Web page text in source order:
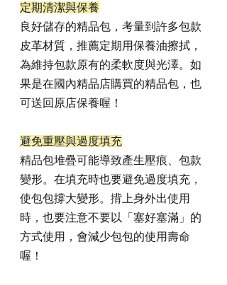
定期清潔與保養
良好儲存的精品包，考量到許多包款
皮革材質，推薦定期用保養油擦拭，
為維持包款原有的柔軟度與光澤。如
果是在國內精品店購買的精品包，也
可送回原店保養喔！
避免重壓與過度填充
精品包堆疊可能導致產生壓痕、包款
變形。在填充時也要避免過度填充，
使包包撐大變形。揹上身外出使用
時，也要注意不要以「塞好塞滿」的
方式使用，會減少包包的使用壽命
喔！